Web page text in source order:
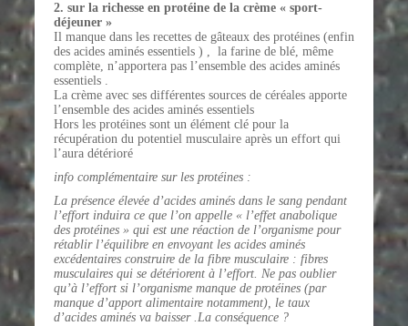
2. sur la richesse en protéine de la crème « sport-
déjeuner »
Il manque dans les recettes de gâteaux des protéines (enfin
des acides aminés essentiels ) , la farine de blé, même
complète, n’apportera pas l’ensemble des acides aminés
essentiels .
La crème avec ses différentes sources de céréales apporte
l’ensemble des acides aminés essentiels
Hors les protéines sont un élément clé pour la
récupération du potentiel musculaire après un effort qui
l’aura détérioré
info complémentaire sur les protéines :
La présence élevée d’acides aminés dans le sang pendant
l’effort induira ce que l’on appelle « l’effet anabolique
des protéines » qui est une réaction de l’organisme pour
rétablir l’équilibre en envoyant les acides aminés
excédentaires construire de la fibre musculaire : fibres
musculaires qui se détériorent à l’effort. Ne pas oublier
qu’à l’effort si l’organisme manque de protéines (par
manque d’apport alimentaire notamment), le taux
d’acides aminés va baisser .La conséquence ?